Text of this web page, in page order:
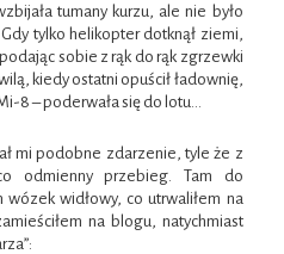
tumany kurzu, ale nie było
tylko helikopter dotknął ziemi,
sobie z rąk do rąk zgrzewki
kiedy ostatni opuścił ładownię,
8 – poderwała się do lotu…
mi podobne zdarzenie, tyle że z
odmienny przebieg. Tam do
widłowy, co utrwaliłem na
na blogu, natychmiast